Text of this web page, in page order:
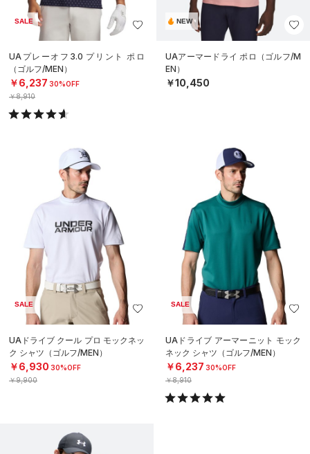
SALE
UAプレーオフ3.0 プリント ポロ
（ゴルフ/MEN）
￥6,237 30%OFF
￥8,910
NEW
UAアーマードライ ポロ（ゴルフ/M
EN）
￥10,450
SALE
UAドライブ クール プロ モックネッ
ク シャツ（ゴルフ/MEN）
￥6,930 30%OFF
￥9,900
SALE
UAドライブ アーマーニット モック
ネック シャツ（ゴルフ/MEN）
￥6,237 30%OFF
￥8,910